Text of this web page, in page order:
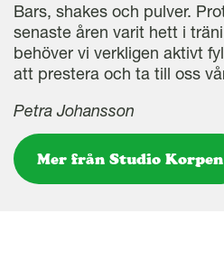
Bars, shakes och pulver.
senaste åren varit hett i
behöver vi verkligen aktivt
att prestera och ta till oss
Petra Johansson
Mer från Studio Korpen